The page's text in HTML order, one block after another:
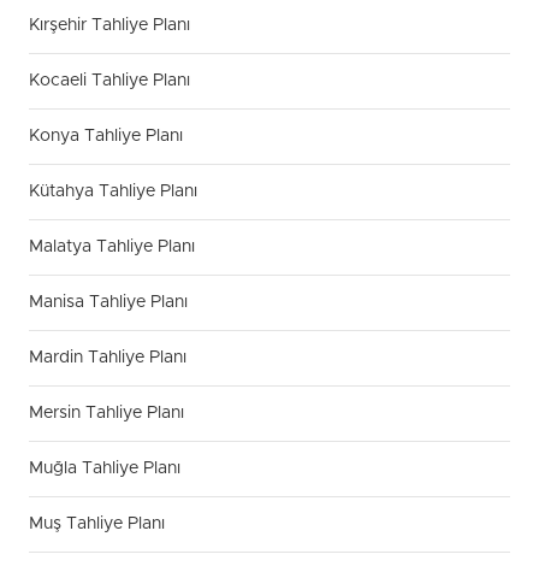
Kırşehir Tahliye Planı
Kocaeli Tahliye Planı
Konya Tahliye Planı
Kütahya Tahliye Planı
Malatya Tahliye Planı
Manisa Tahliye Planı
Mardin Tahliye Planı
Mersin Tahliye Planı
Muğla Tahliye Planı
Muş Tahliye Planı